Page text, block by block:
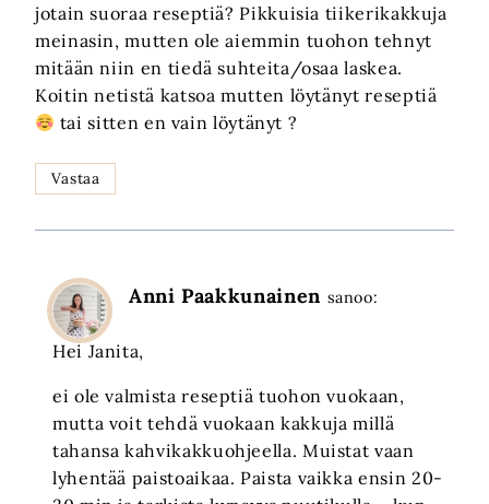
jotain suoraa reseptiä? Pikkuisia tiikerikakkuja
meinasin, mutten ole aiemmin tuohon tehnyt
mitään niin en tiedä suhteita/osaa laskea.
Koitin netistä katsoa mutten löytänyt reseptiä
tai sitten en vain löytänyt ?
Vastaa
Anni Paakkunainen sanoo:
Hei Janita,
ei ole valmista reseptiä tuohon vuokaan,
mutta voit tehdä vuokaan kakkuja millä
tahansa kahvikakkuohjeella. Muistat vaan
lyhentää paistoaikaa. Paista vaikka ensin 20-